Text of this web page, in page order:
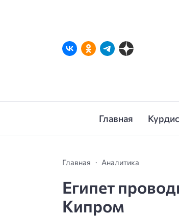
Главная
Главная Аналитика
Египет
Кипром